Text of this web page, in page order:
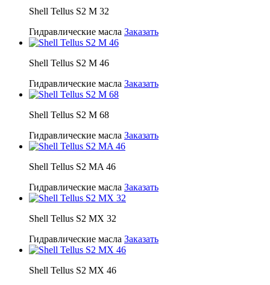
Shell Tellus S2 M 32
Гидравлические масла Заказать
Shell Tellus S2 M 46
Гидравлические масла Заказать
Shell Tellus S2 M 68
Гидравлические масла Заказать
Shell Tellus S2 MA 46
Гидравлические масла Заказать
Shell Tellus S2 MX 32
Гидравлические масла Заказать
Shell Tellus S2 MX 46